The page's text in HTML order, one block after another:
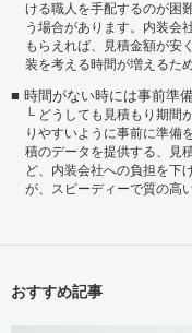
ける職人を手配するのが困
う場合があります。内装会
もらえれば、見積金額が安
装を考える時間が増えるた
時間がない時には事前準
どうしても見積もり期間
りやすいように事前に準備
積のデータを提供する、見
ど、内装会社への負担を下
が、スピーディーで質の高
おすすめ記事